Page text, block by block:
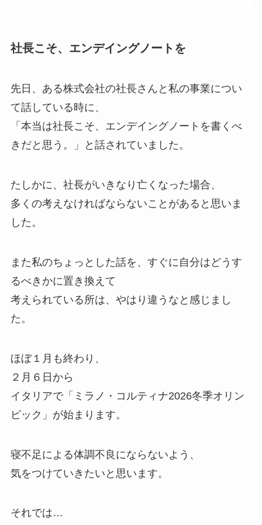
社長こそ、エンデイングノートを
先日、ある株式会社の社長さんと私の事業につい
て話している時に、
「本当は社長こそ、エンデイングノートを書くべ
きだと思う。」と話されていました。
たしかに、社長がいきなり亡くなった場合、
多くの考えなければならないことがあると思いま
した。
また私のちょっとした話を、すぐに自分はどうす
るべきかに置き換えて
考えられている所は、やはり違うなと感じまし
た。
ほぼ１月も終わり、
２月６日から
イタリアで「ミラノ・コルティナ2026冬季オリン
ピック」が始まります。
寝不足による体調不良にならないよう、
気をつけていきたいと思います。
それでは…